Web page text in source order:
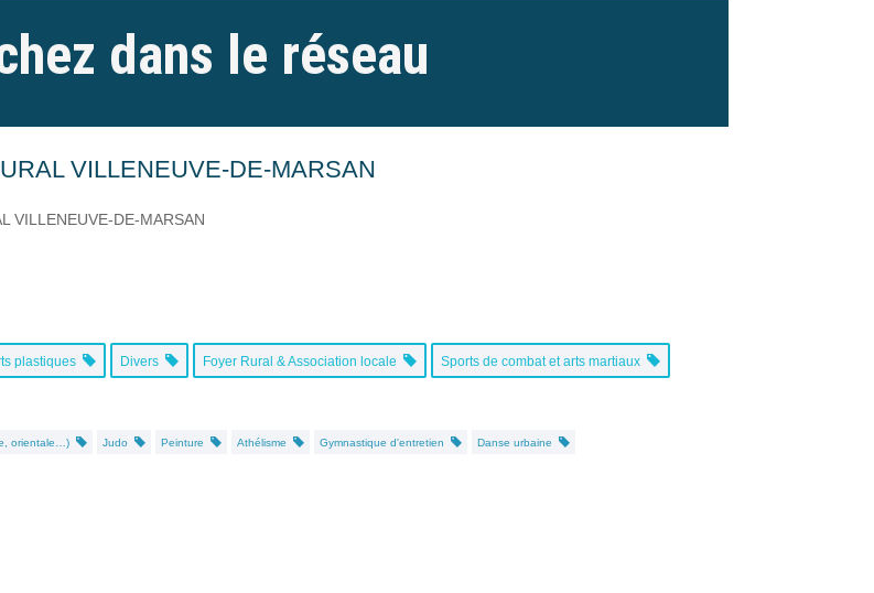
dans le réseau
VILLENEUVE-DE-MARSAN
VILLENEUVE-DE-MARSAN
plastiques Divers Foyer Rural & Association locale Sports de combat et arts martiaux
orientale…) Judo Peinture Athélisme Gymnastique d'entretien Danse urbaine